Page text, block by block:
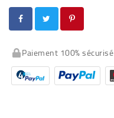
Paiement 100% sécurisé